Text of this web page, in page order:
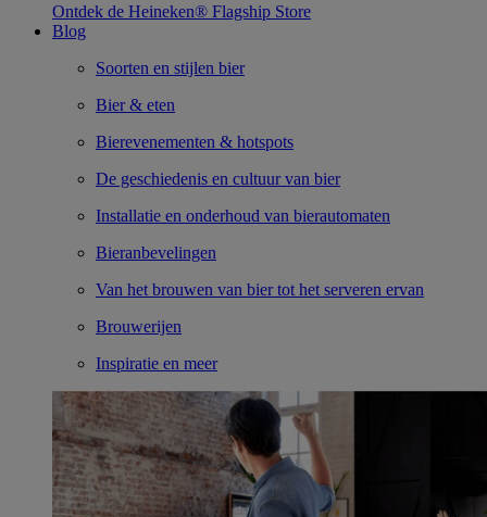
Ontdek de Heineken® Flagship Store
Blog
Soorten en stijlen bier
Bier & eten
Bierevenementen & hotspots
De geschiedenis en cultuur van bier
Installatie en onderhoud van bierautomaten
Bieranbevelingen
Van het brouwen van bier tot het serveren ervan
Brouwerijen
Inspiratie en meer